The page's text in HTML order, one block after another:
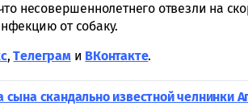
несовершеннолетнего отвезли на
от собаку.
,Tелеграми ВКонтакте.
сына скандально известной челнинки